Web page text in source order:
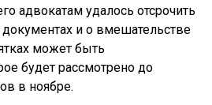
адвокатам удалось отсрочить
и ​​о вмешательстве
может быть
будет рассмотрено до
в ноябре.